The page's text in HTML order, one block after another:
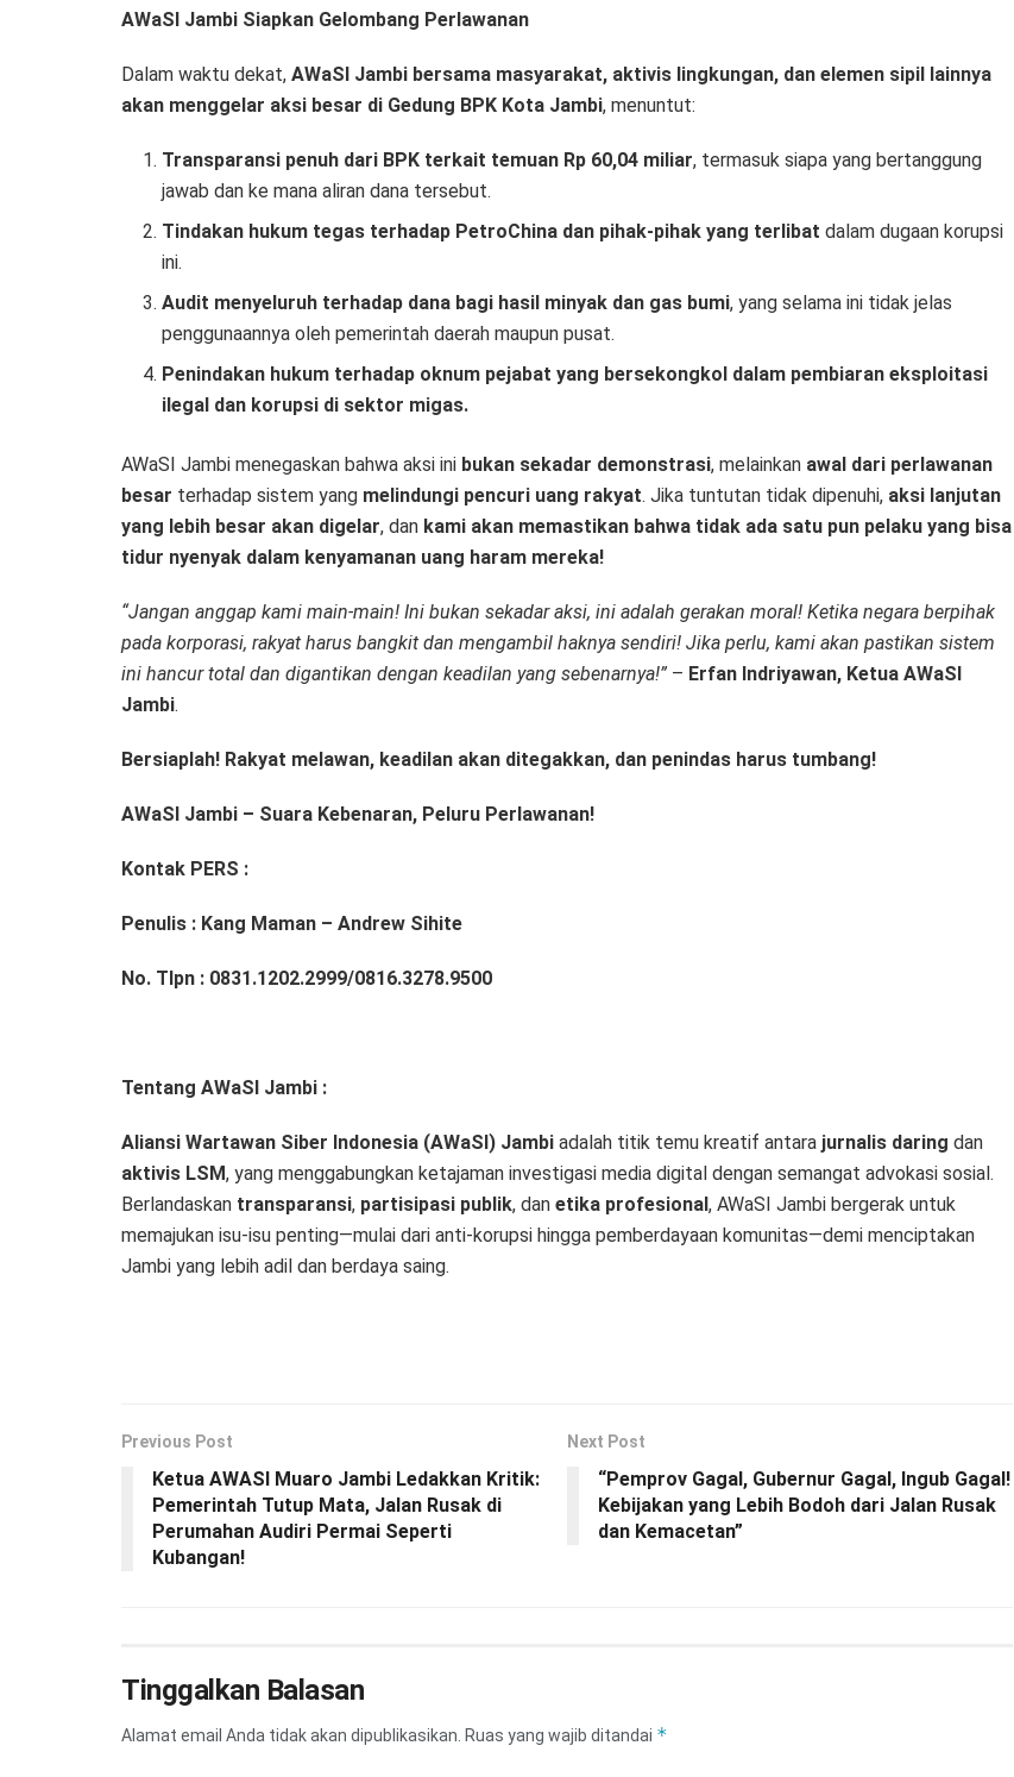
AWaSI Jambi Siapkan Gelombang Perlawanan
Dalam waktu dekat, AWaSI Jambi bersama masyarakat, aktivis lingkungan, dan elemen sipil lainnya
akan menggelar aksi besar di Gedung BPK Kota Jambi, menuntut:
Transparansi penuh dari BPK terkait temuan Rp 60,04 miliar, termasuk siapa yang bertanggung
jawab dan ke mana aliran dana tersebut.
Tindakan hukum tegas terhadap PetroChina dan pihak-pihak yang terlibat dalam dugaan korupsi
ini.
Audit menyeluruh terhadap dana bagi hasil minyak dan gas bumi, yang selama ini tidak jelas
penggunaannya oleh pemerintah daerah maupun pusat.
Penindakan hukum terhadap oknum pejabat yang bersekongkol dalam pembiaran eksploitasi
ilegal dan korupsi di sektor migas.
AWaSI Jambi menegaskan bahwa aksi ini bukan sekadar demonstrasi, melainkan awal dari perlawanan
besar terhadap sistem yang melindungi pencuri uang rakyat. Jika tuntutan tidak dipenuhi, aksi lanjutan
yang lebih besar akan digelar, dan kami akan memastikan bahwa tidak ada satu pun pelaku yang bisa
tidur nyenyak dalam kenyamanan uang haram mereka!
“Jangan anggap kami main-main! Ini bukan sekadar aksi, ini adalah gerakan moral! Ketika negara berpihak
pada korporasi, rakyat harus bangkit dan mengambil haknya sendiri! Jika perlu, kami akan pastikan sistem
ini hancur total dan digantikan dengan keadilan yang sebenarnya!” – Erfan Indriyawan, Ketua AWaSI
Jambi.
Bersiaplah! Rakyat melawan, keadilan akan ditegakkan, dan penindas harus tumbang!
AWaSI Jambi – Suara Kebenaran, Peluru Perlawanan!
Kontak PERS :
Penulis : Kang Maman – Andrew Sihite
No. Tlpn : 0831.1202.2999/0816.3278.9500
Tentang AWaSI Jambi :
Aliansi Wartawan Siber Indonesia (AWaSI) Jambi adalah titik temu kreatif antara jurnalis daring dan
aktivis LSM, yang menggabungkan ketajaman investigasi media digital dengan semangat advokasi sosial.
Berlandaskan transparansi, partisipasi publik, dan etika profesional, AWaSI Jambi bergerak untuk
memajukan isu-isu penting—mulai dari anti-korupsi hingga pemberdayaan komunitas—demi menciptakan
Jambi yang lebih adil dan berdaya saing.
Previous Post
Ketua AWASI Muaro Jambi Ledakkan Kritik:
Pemerintah Tutup Mata, Jalan Rusak di
Perumahan Audiri Permai Seperti
Kubangan!
Next Post
“Pemprov Gagal, Gubernur Gagal, Ingub Gagal!
Kebijakan yang Lebih Bodoh dari Jalan Rusak
dan Kemacetan”
Tinggalkan Balasan
Alamat email Anda tidak akan dipublikasikan. Ruas yang wajib ditandai *